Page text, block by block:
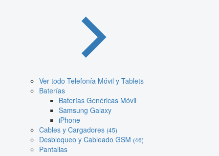
Ver todo Telefonía Móvil y Tablets
Baterías
Baterías Genéricas Móvil
Samsung Galaxy
iPhone
Cables y Cargadores (45)
Desbloqueo y Cableado GSM (46)
Pantallas